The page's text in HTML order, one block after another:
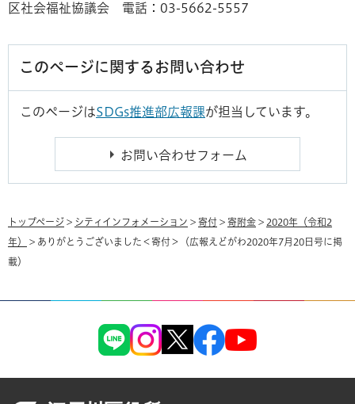
区社会福祉協議会 電話：03-5662-5557
このページに関するお問い合わせ
このページはSDGs推進部広報課が担当しています。
トップページ > シティインフォメーション > 寄付 > 寄附金 > 2020年（令和2
年） > ありがとうございました＜寄付＞（広報えどがわ2020年7月20日号に掲
載）